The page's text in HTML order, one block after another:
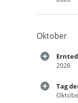
Oktober
2028
Tag